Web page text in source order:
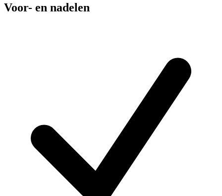
Voor- en nadelen